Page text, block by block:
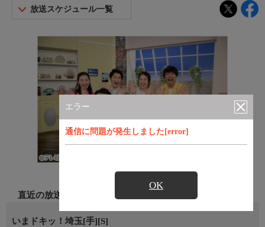
エラー
通信に問題が発生しました[error]
OK
放送スケジュール一覧
直近の放送
いまドキッ！埼玉[手][S]